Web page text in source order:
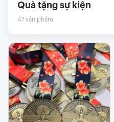
Quà tặng sự kiện
47 sản phẩm